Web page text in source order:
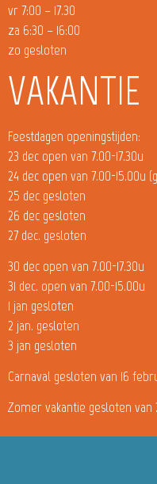
vr 7:00 – 17.30
za 6:30 – 16:00
zo gesloten
VAKANTIE
Feestdagen openingstijden:
23 dec open van 7.00-17.30u
24 dec open van 7.00-15.00u
25 dec gesloten
26 dec gesloten
27 dec. gesloten
30 dec open van 7.00-17.30u
31 dec. open van 7.00-15.00u
1 jan gesloten
2 jan. gesloten
3 jan gesloten
Carnaval gesloten van 16
Zomer vakantie gesloten van